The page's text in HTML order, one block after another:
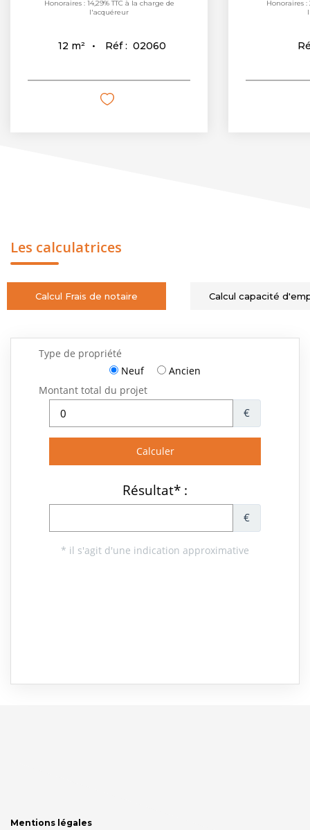
Honoraires : 14,29% TTC à la charge de
l'acquéreur
12 m² Réf : 02060
Honoraires :
Les calculatrices
Calcul Frais de notaire Calcul capacité
Mentions légales